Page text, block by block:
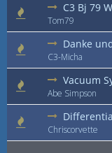
C3 Bj 79
Tom79
Danke
C3-Micha
Vacuum
Abe Simpson
Chriscorvette